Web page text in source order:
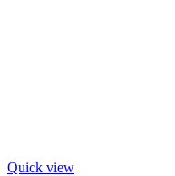
Quick view